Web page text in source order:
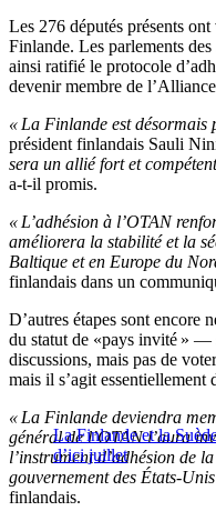
Les 276 députés présents
Finlande. Les parlements
ainsi ratifié le protocole
devenir membre de
« La Finlande est désormais
président finlandais Sauli
sera un allié fort et
a-t-il promis.
« L’adhésion à l’OTAN
améliorera la stabilité et la
Baltique et en Europe du
finlandais dans un
D’autres étapes sont encore
du statut de «pays invité » —
discussions, mais pas de
mais il s’agit
La Finlande et la
d’ici juillet
« La Finlande deviendra
général de l’OTAN l’aura
l’instrument d’adhésion de
gouvernement des États-
finlandais.